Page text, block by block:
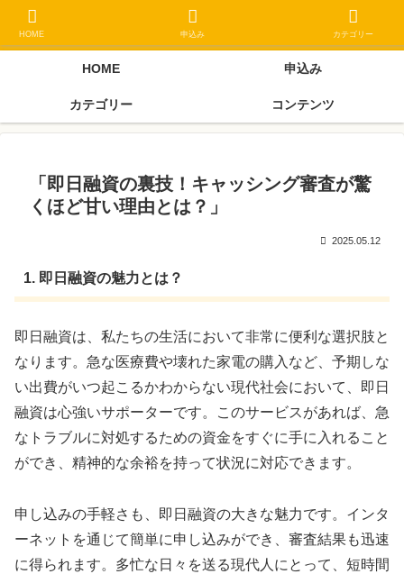
金クローネにご相談ください
HOME 申込み
カテゴリー コンテンツ
「即日融資の裏技！キャッシング審査が驚
くほど甘い理由とは？」
2025.05.12
1. 即日融資の魅力とは？
即日融資は、私たちの生活において非常に便利な選択肢と
なります。急な医療費や壊れた家電の購入など、予期しな
い出費がいつ起こるかわからない現代社会において、即日
融資は心強いサポーターです。このサービスがあれば、急
なトラブルに対処するための資金をすぐに手に入れること
ができ、精神的な余裕を持って状況に対応できます。
申し込みの手軽さも、即日融資の大きな魅力です。インタ
ーネットを通じて簡単に申し込みができ、審査結果も迅速
に得られます。多忙な日々を送る現代人にとって、短時間
HOME 申込み カテゴリー